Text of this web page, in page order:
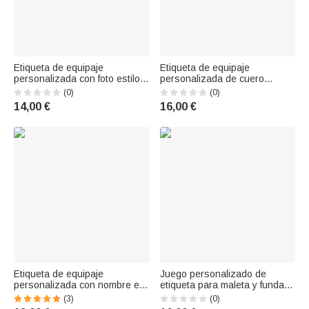
Etiqueta de equipaje
personalizada con foto estilo
cómic «Solo una chica a la que
le encanta viajar», con
nombre. Accesorio de viaje,
cumpleaños para los amantes
(0)
14,00 €
Etiqueta de equipaje
personalizada de cuero
sintético PU con bandera de
golf y nombre. Accesorios de
viaje. Regalo de cumpleaños,
premios para los amantes del
(0)
16,00 €
Etiqueta de equipaje
personalizada con nombre en
dos colores y efecto de
sombra, con broches.
(3)
Juego personalizado de
etiqueta para maleta y funda
para pasaporte con mapa del
mundo y personajes de
(0)